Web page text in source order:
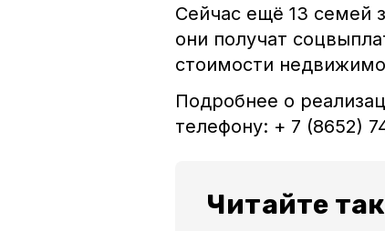
Сейчас ещё 13 семей
они получат
стоимости
Подробнее о
телефону: + 7 (8652)
Читайте